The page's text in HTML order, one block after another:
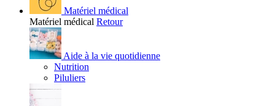
Matériel médical
Matériel médical Retour
Aide à la vie quotidienne
Nutrition
Piluliers